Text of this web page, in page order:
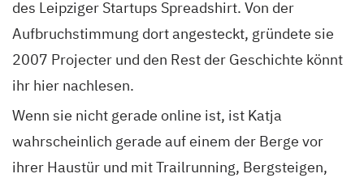
des Leipziger Startups Spreadshirt. Von der
Aufbruchstimmung dort angesteckt, gründete sie
2007 Projecter und den Rest der Geschichte könnt
ihr hier nachlesen.
Wenn sie nicht gerade online ist, ist Katja
wahrscheinlich gerade auf einem der Berge vor
ihrer Haustür und mit Trailrunning, Bergsteigen,